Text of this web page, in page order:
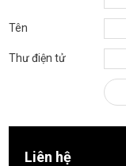
Tên
Thư điện tử
Liên hệ